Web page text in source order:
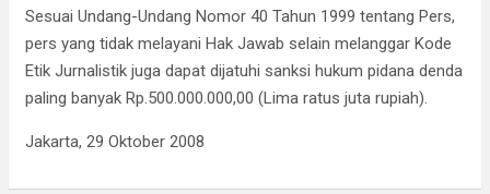
Sesuai Undang-Undang Nomor 40 Tahun 1999 tentang Pers,
pers yang tidak melayani Hak Jawab selain melanggar Kode
Etik Jurnalistik juga dapat dijatuhi sanksi hukum pidana denda
paling banyak Rp.500.000.000,00 (Lima ratus juta rupiah).
Jakarta, 29 Oktober 2008